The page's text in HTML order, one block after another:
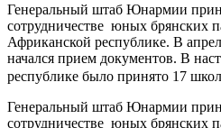
Генеральный штаб Юнармии
сотрудничестве юных брянских
Африканской республике. В
начался прием документов. В
республике было принято 17
Генеральный штаб Юнармии
сотрудничестве юных брянских